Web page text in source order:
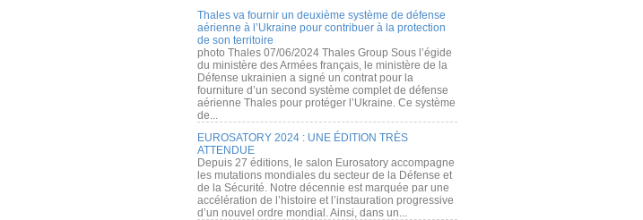
Thales va fournir un deuxième système de défense
aérienne à l’Ukraine pour contribuer à la protection
de son territoire
photo Thales 07/06/2024 Thales Group Sous l’égide
du ministère des Armées français, le ministère de la
Défense ukrainien a signé un contrat pour la
fourniture d’un second système complet de défense
aérienne Thales pour protéger l’Ukraine. Ce système
de...
EUROSATORY 2024 : UNE ÉDITION TRÈS
ATTENDUE
Depuis 27 éditions, le salon Eurosatory accompagne
les mutations mondiales du secteur de la Défense et
de la Sécurité. Notre décennie est marquée par une
accélération de l’histoire et l’instauration progressive
d’un nouvel ordre mondial. Ainsi, dans un...